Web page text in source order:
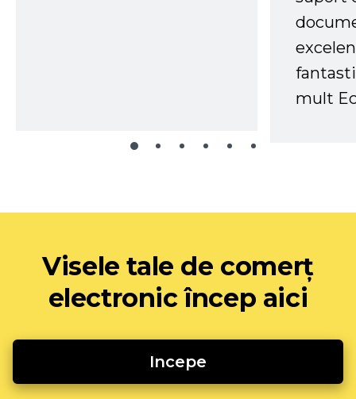
mult
Visele tale de comerț
electronic încep aici
Incepe